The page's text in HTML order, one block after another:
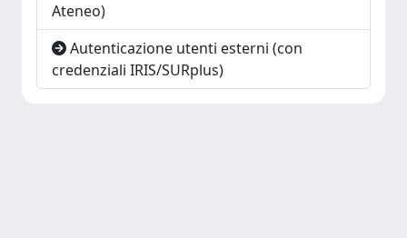
Ateneo)
Autenticazione utenti esterni (con
credenziali IRIS/SURplus)